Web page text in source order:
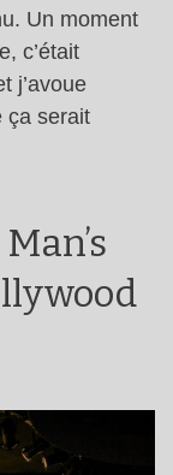
Un moment
c’était
j’avoue
ça serait